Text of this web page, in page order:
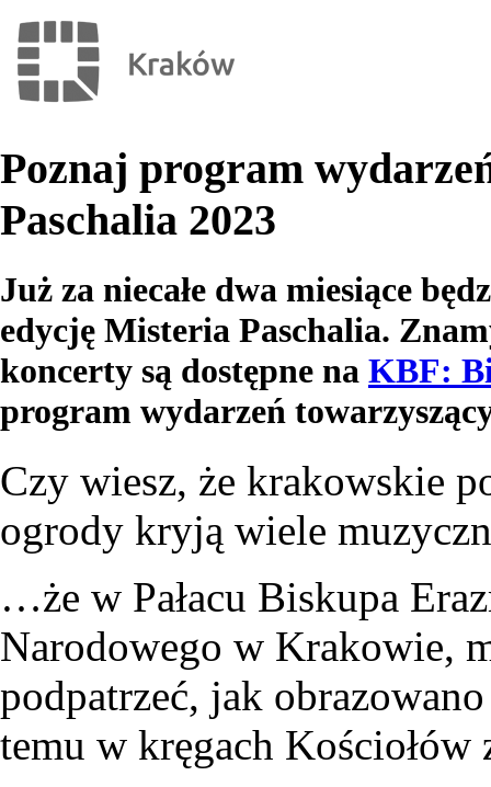
Poznaj program
Paschalia 2023
Już za niecałe dwa miesiące
edycję Misteria Paschalia.
koncerty są dostępne na KBF:
program wydarzeń
Czy wiesz, że krakowskie
ogrody kryją wiele
…że w Pałacu Biskupa
Narodowego w Krakowie,
podpatrzeć, jak
temu w kręgach